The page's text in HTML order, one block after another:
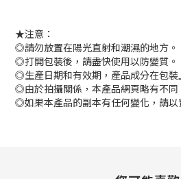
★注意：
◎請勿放置在陽光直射和潮濕的地方。
◎打開包裝後，請盡快使用以防變質。
◎生產日期和有效期，產品成分在包裝
◎由於拍攝關係，本產品網頁略有不同
◎如果本產品的副本有任何變化，請以